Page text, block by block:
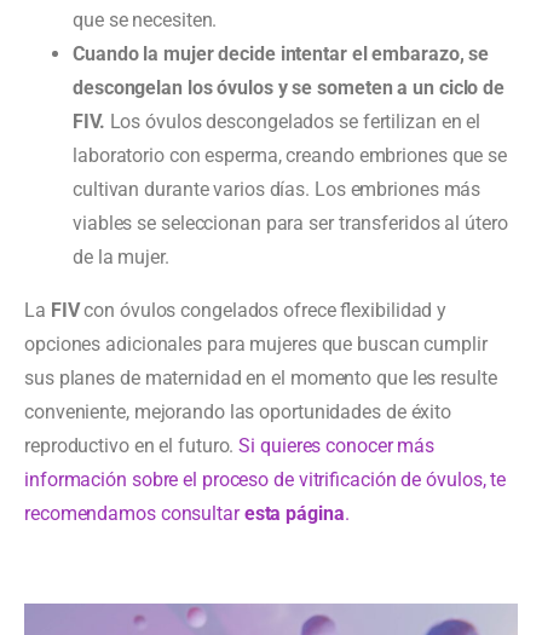
que se necesiten.
Cuando la mujer decide intentar el embarazo, se
descongelan los óvulos y se someten a un ciclo de
FIV. Los óvulos descongelados se fertilizan en el
laboratorio con esperma, creando embriones que se
cultivan durante varios días. Los embriones más
viables se seleccionan para ser transferidos al útero
de la mujer.
La FIVcon óvulos congelados ofrece flexibilidad y
opciones adicionales para mujeres que buscan cumplir
sus planes de maternidad en el momento que les resulte
conveniente, mejorando las oportunidades de éxito
reproductivo en el futuro.Si quieres conocer más
información sobre el proceso de vitrificación de óvulos, te
recomendamos consultaresta página.